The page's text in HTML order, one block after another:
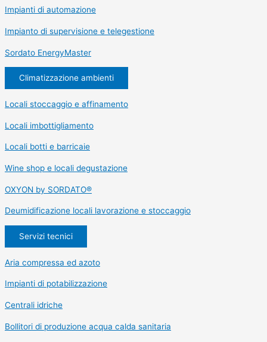
Impianti di automazione
Impianto di supervisione e telegestione
Sordato EnergyMaster
Climatizzazione ambienti
Locali stoccaggio e affinamento
Locali imbottigliamento
Locali botti e barricaie
Wine shop e locali degustazione
OXYON by SORDATO®
Deumidificazione locali lavorazione e stoccaggio
Servizi tecnici
Aria compressa ed azoto
Impianti di potabilizzazione
Centrali idriche
Bollitori di produzione acqua calda sanitaria